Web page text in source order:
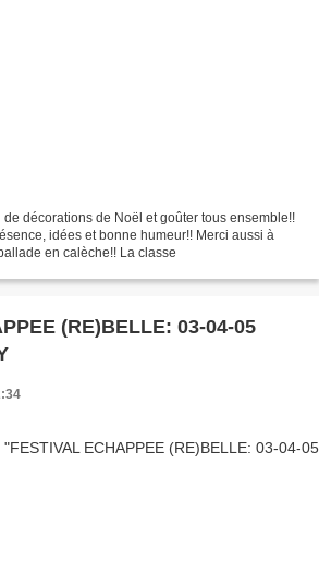
décorations de Noël et goûter tous ensemble!!
idées et bonne humeur!! Merci aussi à
en calèche!! La classe
(RE)BELLE: 03-04-05